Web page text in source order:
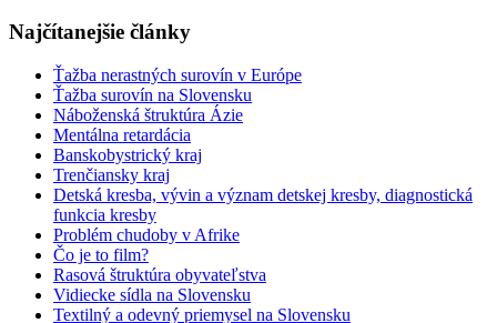
Najčítanejšie články
Ťažba nerastných surovín v Európe
Ťažba surovín na Slovensku
Náboženská štruktúra Ázie
Mentálna retardácia
Banskobystrický kraj
Trenčiansky kraj
Detská kresba, vývin a význam detskej kresby, diagnostická
funkcia kresby
Problém chudoby v Afrike
Čo je to film?
Rasová štruktúra obyvateľstva
Vidiecke sídla na Slovensku
Textilný a odevný priemysel na Slovensku